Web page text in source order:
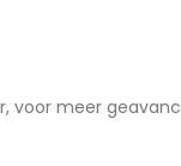
voor meer